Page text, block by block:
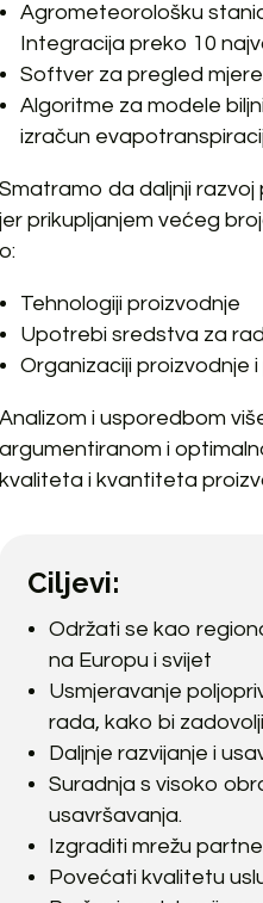
Agrometeorološku
Integracija preko 10
Softver za pregled
Algoritme za modele
izračun
Smatramo da daljnji
jer prikupljanjem većeg
o:
Tehnologiji proizvodnje
Upotrebi sredstva za
Organizaciji proizvodnje
Analizom i usporedbom
argumentiranom i
kvaliteta i kvantiteta
Ciljevi:
Održati se kao
na Europu i svijet
Usmjeravanje
rada, kako bi
Daljnje razvijanje i
Suradnja s visoko
usavršavanja.
Izgraditi mrežu
Povećati kvalitetu